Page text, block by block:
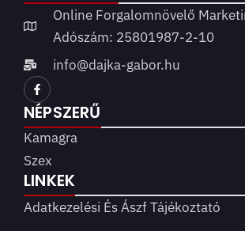
Online Forgalomnövelő
Adószám: 25801987-2-10
info@dajka-gabor.hu
NÉPSZERŰ
Kamagra
Szex
LINKEK
Adatkezelési És Ászf Tájékoztató